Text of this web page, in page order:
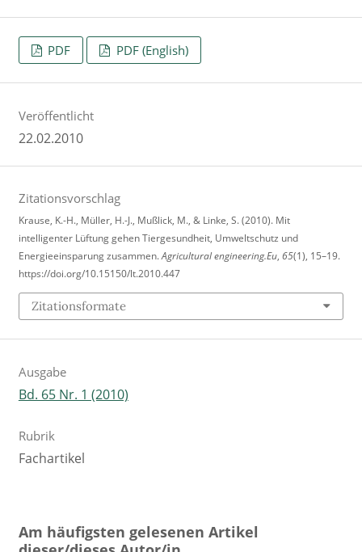
PDF PDF (English)
Veröffentlicht
22.02.2010
Zitationsvorschlag
Krause, K.-H., Müller, H.-J., Mußlick, M., & Linke, S. (2010). Mit
intelligenter Lüftung gehen Tiergesundheit, Umweltschutz und
Energieeinsparung zusammen.Agricultural engineering.Eu, 65(1), 15–19.
https://doi.org/10.15150/lt.2010.447
Zitationsformate
Ausgabe
Bd. 65 Nr. 1 (2010)
Rubrik
Fachartikel
Am häufigsten gelesenen Artikel